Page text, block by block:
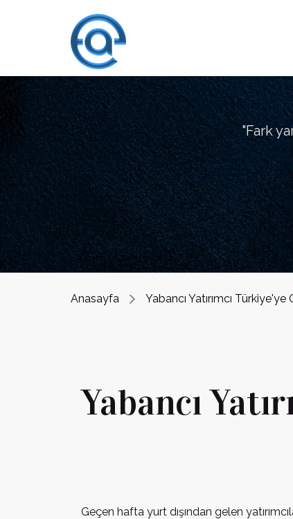
"Fark
Anasayfa Yabancı Yatırımcı Türkiye'ye
Yabancı
Geçen hafta yurt dışından gelen